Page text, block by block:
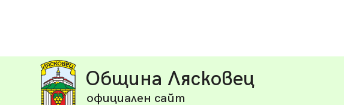
Община Лясковец
официален сайт